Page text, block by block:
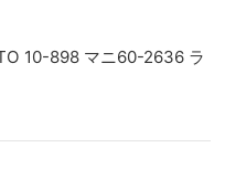
10-898 マニ60-2636 ラ